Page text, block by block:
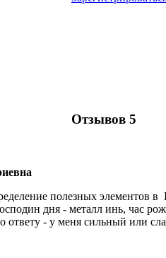
Отзывов 5
полезных элементов в
дня - металл инь, час
ответу - у меня сильный или